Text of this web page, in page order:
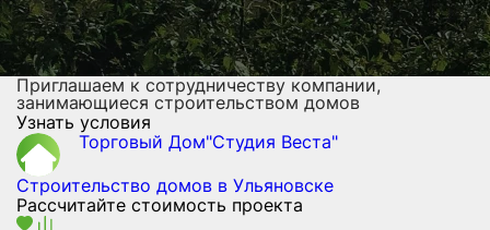
Приглашаем к сотрудничеству компании,
занимающиеся строительством домов
Узнать условия
Торговый Дом"Студия Веста"
Строительство домов в Ульяновске
Рассчитайте стоимость проекта